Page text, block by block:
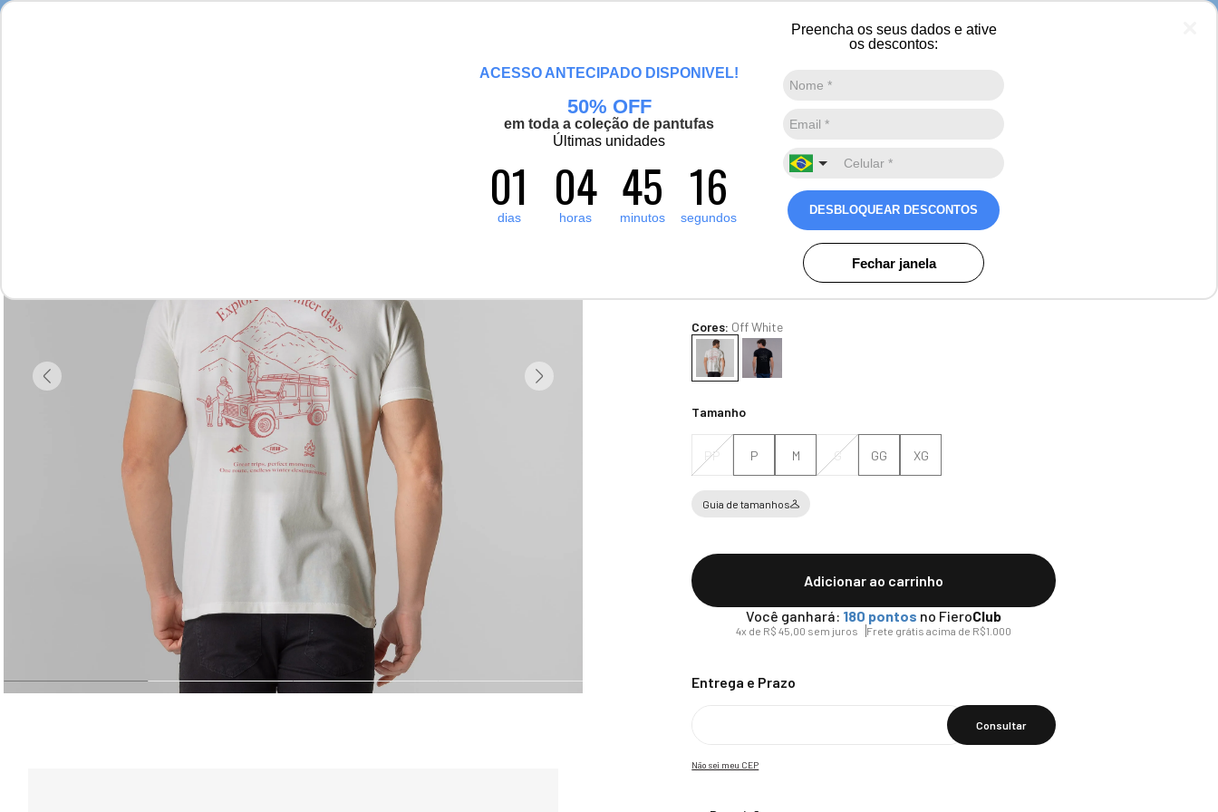
ACESSO ANTECIPADO DISPONÍVEL!
50% OFF
em toda a coleção de pantufas
Últimas unidades
01
dias 04
horas 45
minutos 15
segundos
Preencha os seus dados e ative
os descontos:
DESBLOQUEAR DESCONTOS
Fechar janela
Marcas convidadas Promoções Destaques Sobre nós
Camiseta masculina Expedição
Patagônia
R$180,
sem juros
(5% OFF no PIX/Boleto)
Cores: Off White
Tamanho
PP P M G GG XG
Guia de tamanhos
Adicionar ao carrinho
Você ganhará: 180 pontos no FieroClub
4x de R$ 45,00 sem juros Frete grátis acima de R$1.000
Não sei meu CEP
Frete
Termos mais buscados
1ºpantufa
artic pro
grenoble